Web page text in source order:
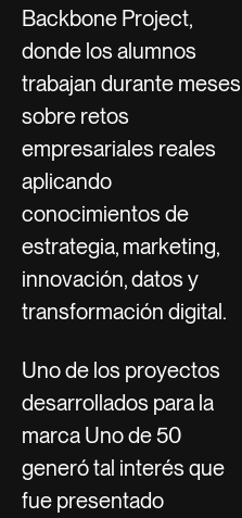
Backbone Project,
donde los alumnos
trabajan durante meses
sobre retos
empresariales reales
aplicando
conocimientos de
estrategia, marketing,
innovación, datos y
transformación digital.
Uno de los proyectos
desarrollados para la
marca Uno de 50
generó tal interés que
fue presentado